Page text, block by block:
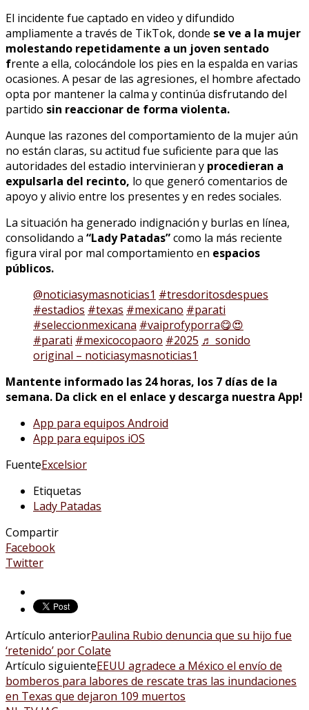
El incidente fue captado en video y difundido
ampliamente a través de TikTok, donde se ve a la mujer
molestando repetidamente a un joven sentado
frente a ella, colocándole los pies en la espalda en varias
ocasiones. A pesar de las agresiones, el hombre afectado
opta por mantener la calma y continúa disfrutando del
partido sin reaccionar de forma violenta.
Aunque las razones del comportamiento de la mujer aún
no están claras, su actitud fue suficiente para que las
autoridades del estadio intervinieran y procedieran a
expulsarla del recinto, lo que generó comentarios de
apoyo y alivio entre los presentes y en redes sociales.
La situación ha generado indignación y burlas en línea,
consolidando a “Lady Patadas”como la más reciente
figura viral por mal comportamiento en espacios
públicos.
@noticiasymasnoticias1 #tresdoritosdespues
#estadios #texas #mexicano #parati
#seleccionmexicana #vaiprofyporra😋😍
#parati #mexicocopaoro #2025 ♬ sonido
original – noticiasymasnoticias1
Mantente informado las 24 horas, los 7 días de la
semana. Da click en el enlace y descarga nuestra App!
App para equipos Android
App para equipos iOS
FuenteExcelsior
Etiquetas
Lady Patadas
Compartir
Facebook
Twitter
Artículo anteriorPaulina Rubio denuncia que su hijo fue
‘retenido’ por Colate
Artículo siguienteEEUU agradece a México el envío de
bomberos para labores de rescate tras las inundaciones
en Texas que dejaron 109 muertos